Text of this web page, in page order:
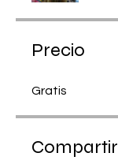
Precio
Gratis
Compartir